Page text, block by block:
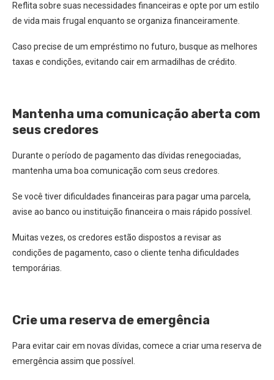
Reflita sobre suas necessidades financeiras e opte por um estilo
de vida mais frugal enquanto se organiza financeiramente.
Caso precise de um empréstimo no futuro, busque as melhores
taxas e condições, evitando cair em armadilhas de crédito.
Mantenha uma comunicação aberta com
seus credores
Durante o período de pagamento das dívidas renegociadas,
mantenha uma boa comunicação com seus credores.
Se você tiver dificuldades financeiras para pagar uma parcela,
avise ao banco ou instituição financeira o mais rápido possível.
Muitas vezes, os credores estão dispostos a revisar as
condições de pagamento, caso o cliente tenha dificuldades
temporárias.
Crie uma reserva de emergência
Para evitar cair em novas dívidas, comece a criar uma reserva de
emergência assim que possível.